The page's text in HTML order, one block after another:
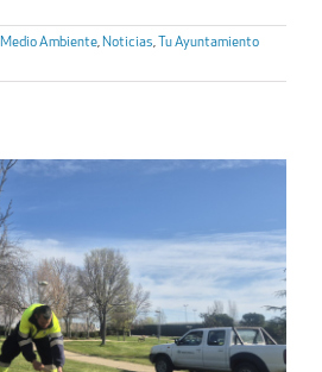
Medio Ambiente, Noticias,
Tu Ayuntamiento